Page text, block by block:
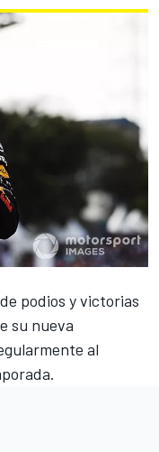
podios y victorias
su nueva
al